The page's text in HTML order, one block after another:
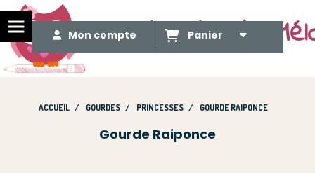
Le Méli Mélo de
Mon compte Panier
ACCUEIL GOURDES PRINCESSES GOURDE RAIPONCE
Gourde Raiponce